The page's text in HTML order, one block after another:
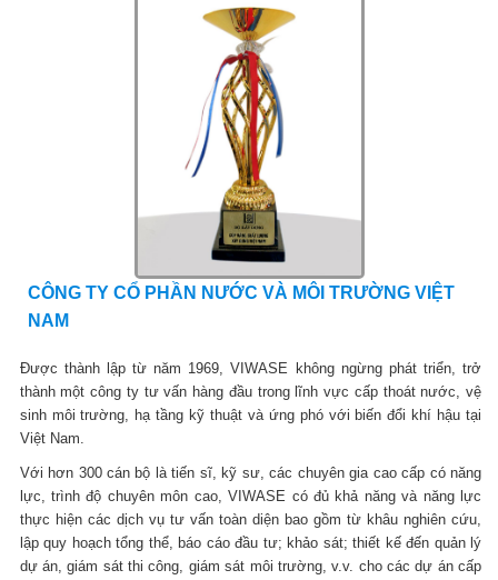
CÔNG TY CỔ PHẦN NƯỚC VÀ MÔI TRƯỜNG VIỆT
NAM
Được thành lập từ năm 1969, VIWASE không ngừng phát triển, trở
thành một công ty tư vấn hàng đầu trong lĩnh vực cấp thoát nước, vệ
sinh môi trường, hạ tầng kỹ thuật và ứng phó với biến đổi khí hậu tại
Việt Nam.
Với hơn 300 cán bộ là tiến sĩ, kỹ sư, các chuyên gia cao cấp có năng
lực, trình độ chuyên môn cao, VIWASE có đủ khả năng và năng lực
thực hiện các dịch vụ tư vấn toàn diện bao gồm từ khâu nghiên cứu,
lập quy hoạch tổng thể, báo cáo đầu tư; khảo sát; thiết kế đến quản lý
dự án, giám sát thi công, giám sát môi trường, v.v. cho các dự án cấp